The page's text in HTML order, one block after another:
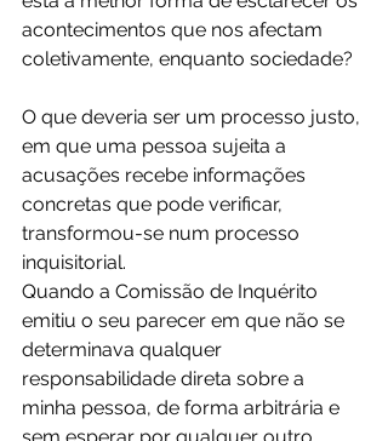
acontecimentos que nos afectam
coletivamente, enquanto sociedade?
O que deveria ser um processo justo,
em que uma pessoa sujeita a
acusações recebe informações
concretas que pode verificar,
transformou-se num processo
inquisitorial.
Quando a Comissão de Inquérito
emitiu o seu parecer em que não se
determinava qualquer
responsabilidade direta sobre a
minha pessoa, de forma arbitrária e